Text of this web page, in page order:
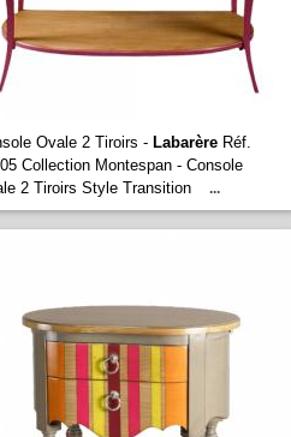
Ovale 2 Tiroirs - Labarère Réf.
Collection Montespan - Console
2 Tiroirs Style Transition
...